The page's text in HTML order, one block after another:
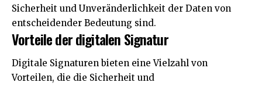
Sicherheit und Unveränderlichkeit der Daten von
entscheidender Bedeutung sind.
Vorteile der digitalen Signatur
Digitale Signaturen bieten eine Vielzahl von
Vorteilen, die die Sicherheit und